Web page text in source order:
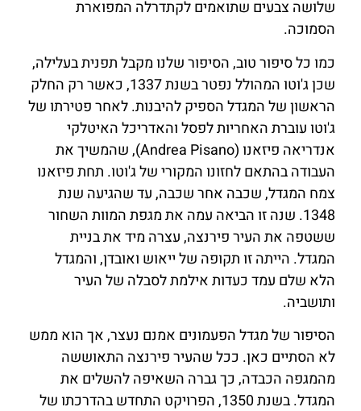
שלושה צבעים שתואמים לקתדרלה המפוארת
הסמוכה.
כמו כל סיפור טוב, הסיפור שלנו מקבל תפנית בעלילה,
שכן ג'וטו המהולל נפטר בשנת 1337, כאשר רק החלק
הראשון של המגדל הספיק להיבנות. לאחר פטירתו של
ג'וטו עוברת האחריות לפסל והאדריכל האיטלקי
אנדריאה פיזאנו (Andrea Pisano), שהמשיך את
העבודה בהתאם לחזונו המקורי של ג'וטו. תחת פיזאנו
צמח המגדל, שכבה אחר שכבה, עד שהגיעה שנת
1348. שנה זו הביאה עמה את מגפת המוות השחור
ששטפה את העיר פירנצה, עצרה מיד את בניית
המגדל. הייתה זו תקופה של ייאוש ואובדן, והמגדל
הלא שלם עמד כעדות אילמת לסבלה של העיר
ותושביה.
הסיפור של מגדל הפעמונים אמנם נעצר, אך הוא ממש
לא הסתיים כאן. ככל שהעיר פירנצה התאוששה
מהמגפה הכבדה, כך גברה השאיפה להשלים את
המגדל. בשנת 1350, הפרויקט התחדש בהדרכתו של